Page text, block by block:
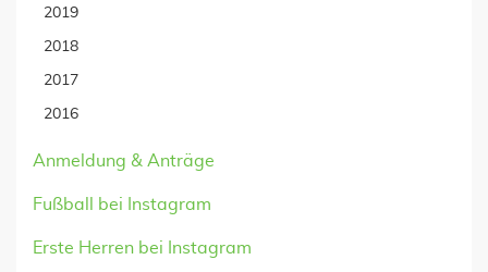
2019
2018
2017
2016
Anmeldung & Anträge
Fußball bei Instagram
Erste Herren bei Instagram